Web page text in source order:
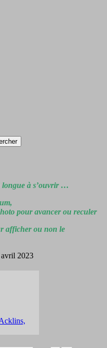
longue à s’ouvrir …
pour avancer ou reculer
afficher ou non le
avril 2023